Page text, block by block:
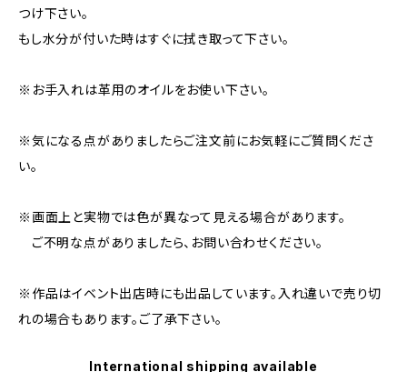
つけ下さい。
もし水分が付いた時はすぐに拭き取って下さい。
※お手入れは革用のオイルをお使い下さい。
※気になる点がありましたらご注文前にお気軽にご質問くださ
い。
※画面上と実物では色が異なって見える場合があります。
ご不明な点がありましたら、お問い合わせください。
※作品はイベント出店時にも出品しています。入れ違いで売り切
れの場合もあります。ご了承下さい。
International shipping available